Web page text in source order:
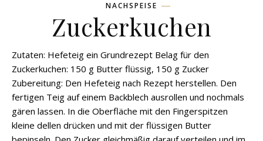
NACHSPEISE
Zuckerkuchen
Zutaten: Hefeteig ein Grundrezept Belag für den
Zuckerkuchen: 150 g Butter flüssig, 150 g Zucker
Zubereitung: Den Hefeteig nach Rezept herstellen. Den
fertigen Teig auf einem Backblech ausrollen und nochmals
gären lassen. In die Oberfläche mit den Fingerspitzen
kleine dellen drücken und mit der flüssigen Butter